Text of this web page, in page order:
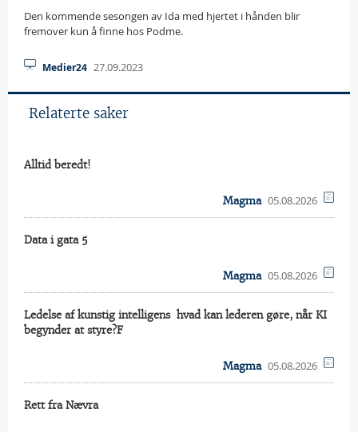
Den kommende sesongen av Ida med hjertet i hånden blir
fremover kun å finne hos Podme.
Medier24 27.09.2023
Relaterte saker
Alltid beredt!
Magma 05.08.2026
Data i gata 5
Magma 05.08.2026
Ledelse af kunstig intelligens  hvad kan lederen gøre, når KI
begynder at styre?F
Magma 05.08.2026
Rett fra Nævra